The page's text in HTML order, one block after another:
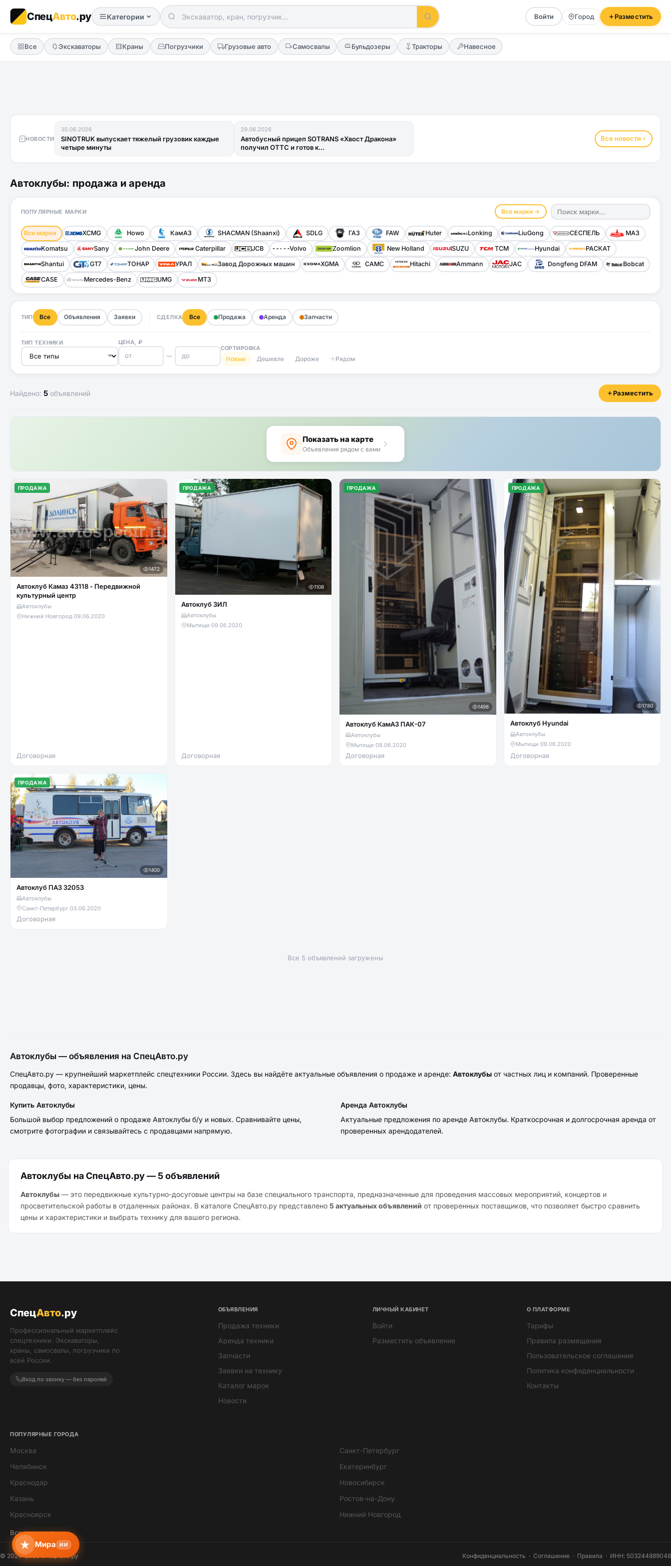
СпецАвто.ру Категории Войти Город Разместить
Все Экскаваторы Краны Погрузчики Грузовые авто Самосвалы Бульдозеры Тракторы Навесное
НОВОСТИ
30.06.2026
SINOTRUK выпускает тяжелый грузовик каждые
четыре минуты
29.06.2026
Автобусный прицеп SOTRANS «Хвост Дракона»
получил ОТТС и готов к...
Все новости
Автоклубы: продажа и аренда
ПОПУЛЯРНЫЕ МАРКИ Все марки →
Все марки XCMG Howo КамАЗ SHACMAN (Shaanxi) SDLG ГАЗ FAW Huter Lonking LiuGong СЕСПЕЛЬ МАЗ
Komatsu Sany John Deere Caterpillar JCB Volvo Zoomlion New Holland ISUZU TCM Hyundai РАСКАТ
Shantui GT7 ТОНАР УРАЛ Завод Дорожных машин XGMA CAMC Hitachi Ammann JAC Dongfeng DFAM Bobcat
CASE Mercedes-Benz UMG МТЗ
ТИП Все Объявления Заявки СДЕЛКА Все Продажа Аренда Запчасти
ТИП ТЕХНИКИ ЦЕНА, ₽
—
СОРТИРОВКА
Новые Дешевле Дороже Рядом
Найдено: 5 объявлений Разместить
Показать на карте
Объявления рядом с вами
ПРОДАЖА
1472
Автоклуб Камаз 43118 - Передвижной
культурный центр
Автоклубы
Нижний Новгород·09.06.2020
Договорная
ПРОДАЖА
1108
Автоклуб ЗИЛ
Автоклубы
Мытищи·09.06.2020
Договорная
ПРОДАЖА
1498
Автоклуб КамАЗ ПАК-07
Автоклубы
Мытищи·09.06.2020
Договорная
ПРОДАЖА
1780
Автоклуб Hyundai
Автоклубы
Мытищи·09.06.2020
Договорная
ПРОДАЖА
1400
Автоклуб ПАЗ 32053
Автоклубы
Санкт-Петербург·03.06.2020
Договорная
Все 5 объявлений загружены
Автоклубы — объявления на СпецАвто.ру
СпецАвто.ру — крупнейший маркетплейс спецтехники России. Здесь вы найдёте актуальные объявления о продаже и аренде: Автоклубы от частных лиц и компаний. Проверенные
продавцы, фото, характеристики, цены.
Купить Автоклубы
Большой выбор предложений о продаже Автоклубы б/у и новых. Сравнивайте цены,
смотрите фотографии и связывайтесь с продавцами напрямую.
Аренда Автоклубы
Актуальные предложения по аренде Автоклубы. Краткосрочная и долгосрочная аренда от
проверенных арендодателей.
Автоклубы на СпецАвто.ру — 5 объявлений
Автоклубы — это передвижные культурно-досуговые центры на базе специального транспорта, предназначенные для проведения массовых мероприятий, концертов и
просветительской работы в отдаленных районах. В каталоге СпецАвто.ру представлено 5 актуальных объявлений от проверенных поставщиков, что позволяет быстро сравнить
цены и характеристики и выбрать технику для вашего региона.
СпецАвто.ру
Профессиональный маркетплейс
спецтехники. Экскаваторы,
краны, самосвалы, погрузчики по
всей России.
Вход по звонку — без паролей
ОБЪЯВЛЕНИЯ
Продажа техники
Аренда техники
Запчасти
Заявки на технику
Каталог марок
Новости
ЛИЧНЫЙ КАБИНЕТ
Войти
Разместить объявление
О ПЛАТФОРМЕ
Тарифы
Правила размещения
Пользовательское соглашение
Политика конфиденциальности
Контакты
ПОПУЛЯРНЫЕ ГОРОДА
Москва
Санкт-Петербург
Челябинск
Екатеринбург
Краснодар
Новосибирск
Казань
Ростов-на-Дону
Красноярск
Нижний Новгород
Все города →
© 2024–2026 СпецАвто.ру Конфиденциальность · Соглашение · Правила · ИНН: 503244889048
ИИ-помощник · всегда онлайн
Мира ИИ